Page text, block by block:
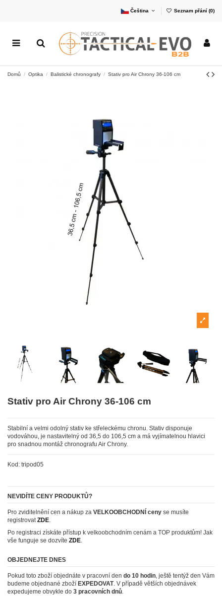
Čeština Seznam přání (0)
Domů Optika Balistické chronografy Stativ pro Air Chrony 36-106 cm
Stativ pro Air Chrony 36-106 cm
Stabilní a velmi odolný stativ ke střeleckému chronu. Stativ disponuje
vodováhou, je nastavitelný od 36,5 do 106,5 cm a má vyjímatelnou hlavici
pro snadnou montáž chronografu Air Chrony.
Kod: tripod05
NEVIDÍTE CENY PRODUKTŮ?
Pro zviditelnění cen a nákup za VELKOOBCHODNÍ ceny se musíte
registrovat ZDE
Po registraci získáte přístup k velkoobchodním cenám a TOP produktům! Jak
vše funguje se dozvíte ZDE.
OBJEDNEJTE DNES
Pokud toto zboží objednáte v pracovní den do 10 hodin , ještě tentýž den Vám
budeme objednané zboží EXPEDOVAT. V případě větších objednávek
expedujeme obvykle do 3 pracovních dnů